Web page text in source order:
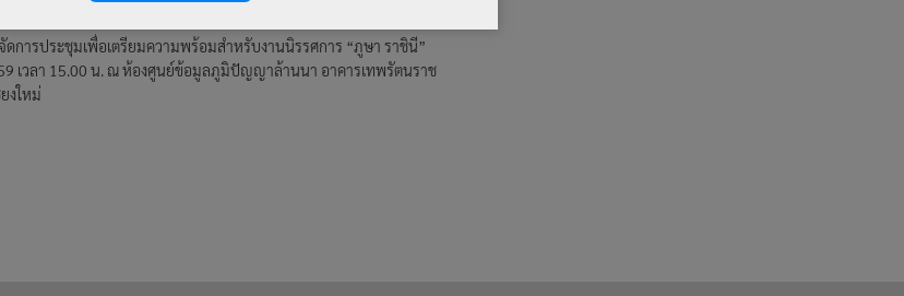
การประชุมเพื่อเตรียมความพร้อมสำหรับงานนิรรศการ “ภูษา ราชินี”
เวลา 15.00 น. ณ ห้องศูนย์ข้อมูลภูมิปัญญาล้านนา อาคารเทพรัตนราช
งใหม่